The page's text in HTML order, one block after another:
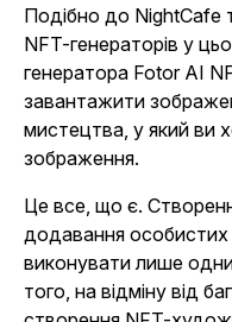
Подібно до NightCafe
NFT-генераторів у
генератора Fotor AI
завантажити
мистецтва, у який ви
зображення.
Це все, що є.
додавання
виконувати лише
того, на відміну від